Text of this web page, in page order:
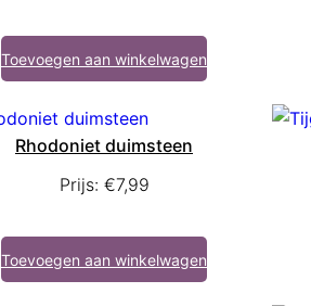
Toevoegen aan winkelwagen
Rhodoniet duimsteen
Prijs: €7,99
Toevoegen aan winkelwagen